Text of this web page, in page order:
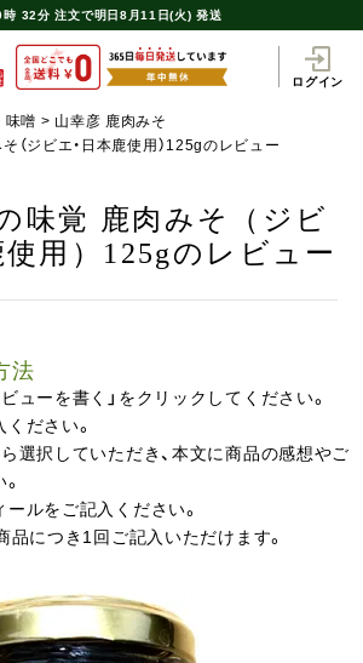
時 32分 注文で明日8月11日(火) 発送
ログイン
味噌
山幸彦 鹿肉みそ
（ジビエ・日本鹿使用）125gのレビュー
味覚 鹿肉みそ（ジビ
用）125gのレビュー
法
ューを書く」をクリックしてください。
ださい。
選択していただき、本文に商品の感想やご
ルをご記入ください。
品につき1回ご記入いただけます。